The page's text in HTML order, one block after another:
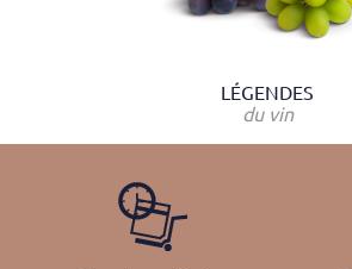
LÉGENDES
du vin